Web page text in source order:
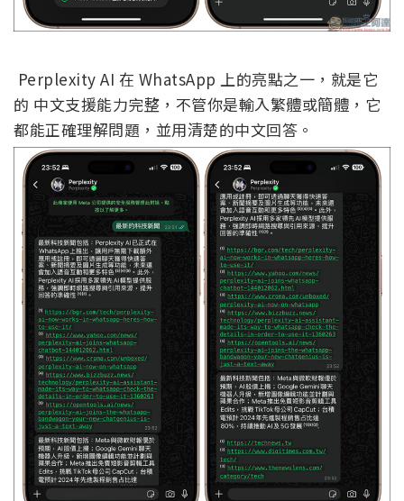
Perplexity AI 在 WhatsApp 上的亮點之一，就是它
的 中文支援能力完整，不管你是輸入繁體或簡體，它
都能正確理解問題，並用清楚的中文回答。